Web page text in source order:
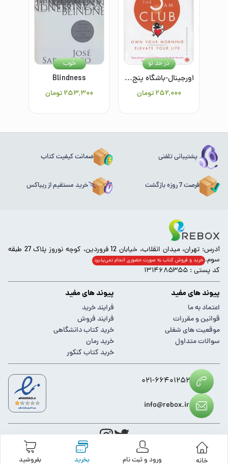
اورجینال-باشگاه پنج صبحی ها-The 5am Club
۲۵۲٬۰۰۰ تومان
در حد نو
Blindness
۲۵۳٬۳۰۰تومان
خوب
خانه ورود و ثبت نام بخرید بفروشید
پشتیبانی تلفنی ضمانت کیفیت کتاب
فرصت 7 روزه بازگشت خرید مستقیم از ریباکس
آدرس: تهران، میدان انقلاب، خیابان 12 فروردین، کوچه نوروز پلاک 27 طبقه
سوم. خرید و فروش کتاب به صورت حضوری انجام‌ نمی‌پذیرد
کد پستی : ۱۳۱۴۶۸۵۳۵۵
پیوند های مفید
اعتماد به ما
قوانین و مقررات
موقعیت های شغلی
سوالات متداول
پیوند های مفید
فرایند خرید
فرایند فروش
خرید کتاب دانشگاهی
خرید رمان
خرید کتاب کنکور
۰۲۱-۶۶۴۰۱۲۵۲
info@rebox.ir
کلیه حقوق مادی و معنوی این وبسایت متعلق بهریباکس می باشد.